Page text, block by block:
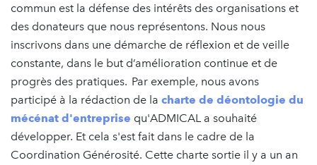
commun est la défense des intérêts des organisations et
des donateurs que nous représentons. Nous nous
inscrivons dans une démarche de réflexion et de veille
constante, dans le but d’amélioration continue et de
progrès des pratiques. Par exemple, nous avons
participé à la rédaction de la charte de déontologie du
mécénat d'entreprise qu'ADMICAL a souhaité
développer. Et cela s'est fait dans le cadre de la
Coordination Générosité. Cette charte sortie il y a un an